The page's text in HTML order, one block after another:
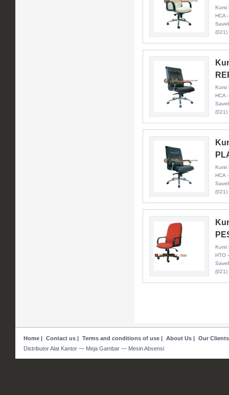
Kursi
HCA
(021)
Kursi
HCA
(021)
Kursi
HCA
(021)
Kursi
HTO
(021)
Home| Contact us| Terms and conditions of use| About Us| Our Clients
Distributor Alat Kantor — Meja Gambar — Mesin Absensi